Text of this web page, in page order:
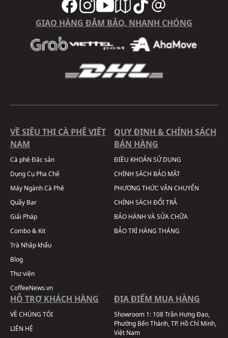
GIAO HÀNG ĐẢM BẢO, NHANH CHÓNG
VỀ SIÊU THỊ CÀ PHÊ VIỆT
NAM
Cà phê Đặc sản
Dụng Cụ Pha Chế
Máy Ngành Cà Phê
Quầy Bar
Giải Pháp
Combo & Kit
Trà Nhập khẩu
Blog
Thư viện
CoffeeNews.vn
QUY ĐỊNH & CHÍNH SÁCH
BÁN HÀNG
ĐIỀU KHOẢN SỬ DỤNG
CHÍNH SÁCH BẢO MẬT
PHƯƠNG THỨC VẬN CHUYỂN
CHÍNH SÁCH ĐỔI TRẢ
BẢO HÀNH VÀ SỬA CHỮA
BẢO TRÌ HÀNG THÁNG
HỖ TRỢ KHÁCH HÀNG
VỀ CHÚNG TÔI
LIÊN HỆ
ĐỊA ĐIỂM MUA HÀNG
Showroom 1: 108 Trần Hưng Đạo,
Phường Bến Thành, TP. Hồ Chí Minh,
Việt Nam